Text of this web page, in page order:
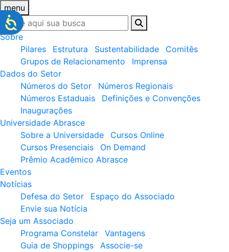
menu
Sobre
Pilares
Estrutura Sustentabilidade
Comitês
Grupos de Relacionamento
Imprensa
Dados do Setor
Números do Setor
Números Regionais
Números Estaduais
Definições e Convenções
Inaugurações
Universidade Abrasce
Sobre a Universidade
Cursos Online
Cursos Presenciais
On Demand
Prêmio Acadêmico Abrasce
Eventos
Notícias
Defesa do Setor
Espaço do Associado
Envie sua Notícia
Seja um Associado
Programa Constelar
Vantagens
Guia de Shoppings
Associe-se